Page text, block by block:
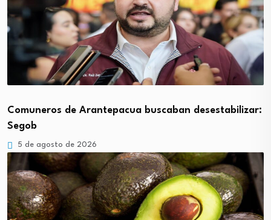
Comuneros de Arantepacua buscaban desestabilizar:
Segob
5 de agosto de 2026